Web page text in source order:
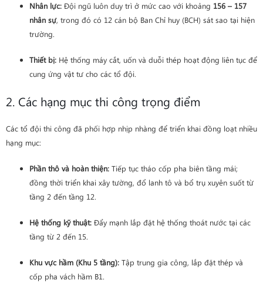
Nhân lực: Đội ngũ luôn duy trì ở mức cao với khoảng 156 – 157
nhân sự, trong đó có 12 cán bộ Ban Chỉ huy (BCH) sát sao tại hiện
trường.
Thiết bị: Hệ thống máy cắt, uốn và duỗi thép hoạt động liên tục để
cung ứng vật tư cho các tổ đội.
2. Các hạng mục thi công trọng điểm
Các tổ đội thi công đã phối hợp nhịp nhàng để triển khai đồng loạt nhiều
hạng mục:
Phần thô và hoàn thiện: Tiếp tục tháo cốp pha biên tầng mái;
đồng thời triển khai xây tường, đổ lanh tô và bổ trụ xuyên suốt từ
tầng 2 đến tầng 12.
Hệ thống kỹ thuật: Đẩy mạnh lắp đặt hệ thống thoát nước tại các
tầng từ 2 đến 15.
Khu vực hầm (Khu 5 tầng): Tập trung gia công, lắp đặt thép và
cốp pha vách hầm B1.